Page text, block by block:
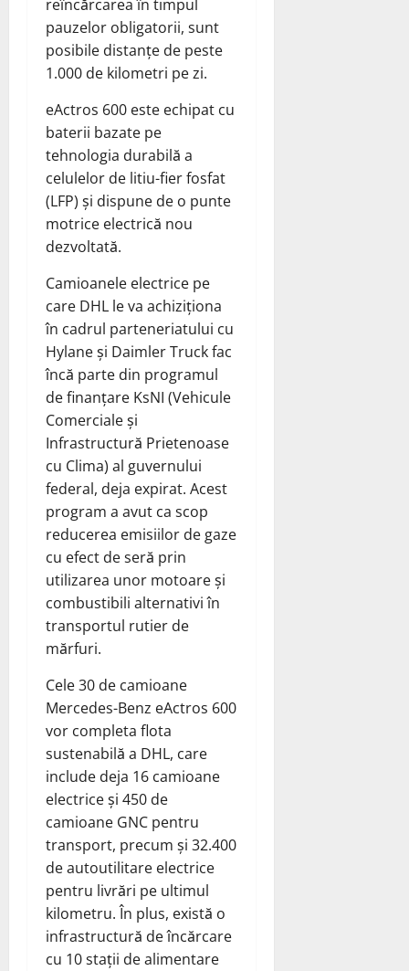
reîncărcarea în timpul
pauzelor obligatorii, sunt
posibile distanțe de peste
1.000 de kilometri pe zi.
eActros 600 este echipat cu
baterii bazate pe
tehnologia durabilă a
celulelor de litiu-fier fosfat
(LFP) și dispune de o punte
motrice electrică nou
dezvoltată.
Camioanele electrice pe
care DHL le va achiziționa
în cadrul parteneriatului cu
Hylane și Daimler Truck fac
încă parte din programul
de finanțare KsNI (Vehicule
Comerciale și
Infrastructură Prietenoase
cu Clima) al guvernului
federal, deja expirat. Acest
program a avut ca scop
reducerea emisiilor de gaze
cu efect de seră prin
utilizarea unor motoare și
combustibili alternativi în
transportul rutier de
mărfuri.
Cele 30 de camioane
Mercedes-Benz eActros 600
vor completa flota
sustenabilă a DHL, care
include deja 16 camioane
electrice și 450 de
camioane GNC pentru
transport, precum și 32.400
de autoutilitare electrice
pentru livrări pe ultimul
kilometru. În plus, există o
infrastructură de încărcare
cu 10 stații de alimentare